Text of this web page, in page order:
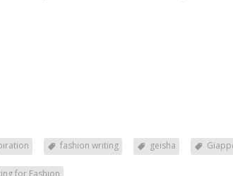
fashion writing geisha
for Fashion